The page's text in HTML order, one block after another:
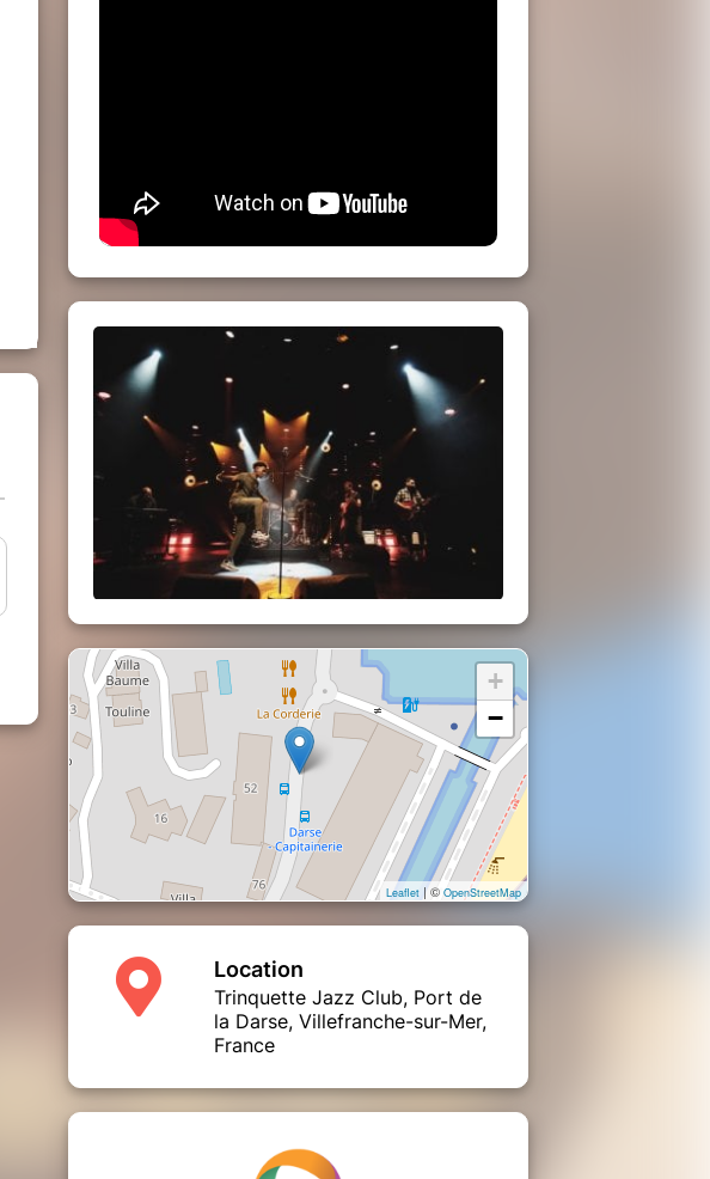
+
−
Leaflet | © OpenStreetMap
Location
Trinquette Jazz Club, Port de
la Darse, Villefranche-sur-Mer,
France